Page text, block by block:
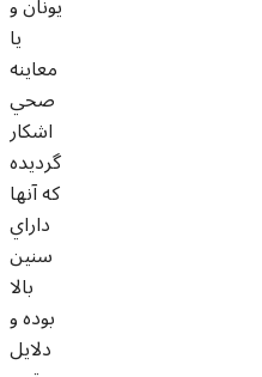
يا
معاينه
صحي
اشکار
گرديده
که آنها
داراي
سنين
بالا
بوده و
دلايل